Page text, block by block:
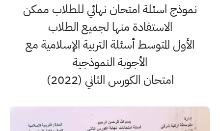
نموذج اسئلة امتحان نهائي للطلاب ممكن
الاستفادة منها لجميع الطلاب
الأول المتوسط أسئلة التربية الإسلامية مع
الأجوبة النموذجية
امتحان الكورس الثاني (2022)